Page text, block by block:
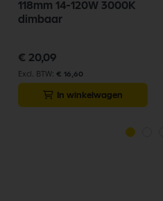
118mm 14-120W 3000K
dimbaar
€ 20,09
€ 16,60
In winkelwagen